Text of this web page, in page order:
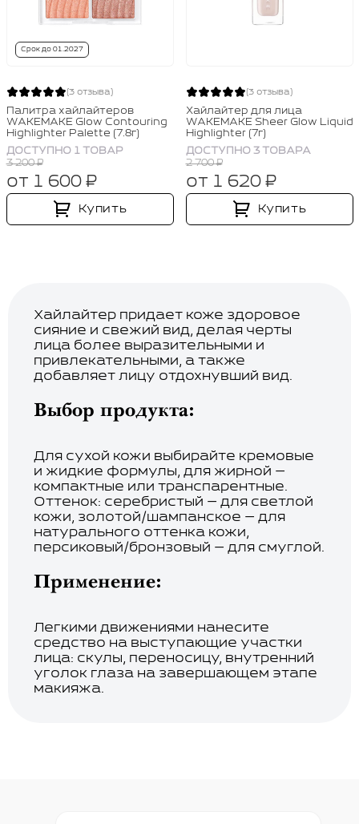
Срок до 01.2027
(3 отзыва)
Палитра хайлайтеров
WAKEMAKE Glow Contouring
Highlighter Palette (7.8г)
ДОСТУПНО 1 ТОВАР
3 200 ₽
от 1 600 ₽
Купить
(3 отзыва)
Хайлайтер для лица
WAKEMAKE Sheer Glow Liquid
Highlighter (7г)
ДОСТУПНО 3 ТОВАРА
2 700 ₽
от 1 620 ₽
Купить
Хайлайтер придает коже здоровое
сияние и свежий вид, делая черты
лица более выразительными и
привлекательными, а также
добавляет лицу отдохнувший вид.
Выбор продукта:
Для сухой кожи выбирайте кремовые
и жидкие формулы, для жирной —
компактные или транспарентные.
Оттенок: серебристый — для светлой
кожи, золотой/шампанское — для
натурального оттенка кожи,
персиковый/бронзовый — для смуглой.
Применение:
Легкими движениями нанесите
средство на выступающие участки
лица: скулы, переносицу, внутренний
уголок глаза на завершающем этапе
макияжа.